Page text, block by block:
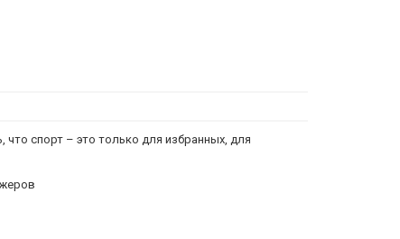
спорт – это только для избранных, для